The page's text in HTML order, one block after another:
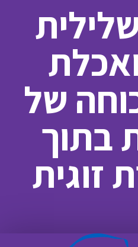
של
בתוך
זוגית